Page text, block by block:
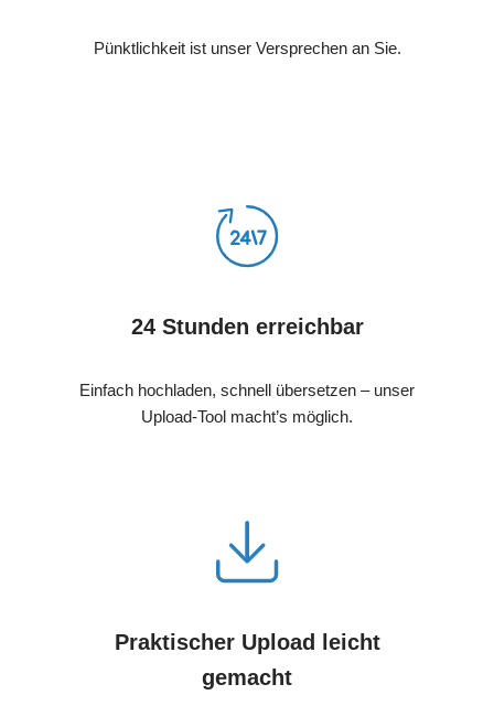
Pünktlichkeit ist unser Versprechen an Sie.
24 Stunden erreichbar
Einfach hochladen, schnell übersetzen – unser
Upload-Tool macht’s möglich.
Praktischer Upload leicht
gemacht